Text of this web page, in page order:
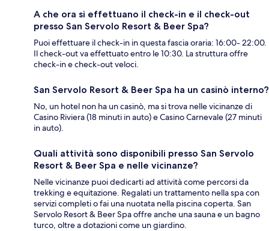
A che ora si effettuano il check-in e il check-out
presso San Servolo Resort & Beer Spa?
Puoi effettuare il check-in in questa fascia oraria: 16:00- 22:00.
Il check-out va effettuato entro le 10:30. La struttura offre
check-in e check-out veloci.
San Servolo Resort & Beer Spa ha un casinò interno?
No, un hotel non ha un casinò, ma si trova nelle vicinanze di
Casino Riviera (18 minuti in auto) e Casino Carnevale (27 minuti
in auto).
Quali attività sono disponibili presso San Servolo
Resort & Beer Spa e nelle vicinanze?
Nelle vicinanze puoi dedicarti ad attività come percorsi da
trekking e equitazione. Regalati un trattamento nella spa con
servizi completi o fai una nuotata nella piscina coperta. San
Servolo Resort & Beer Spa offre anche una sauna e un bagno
turco, oltre a dotazioni come un giardino.